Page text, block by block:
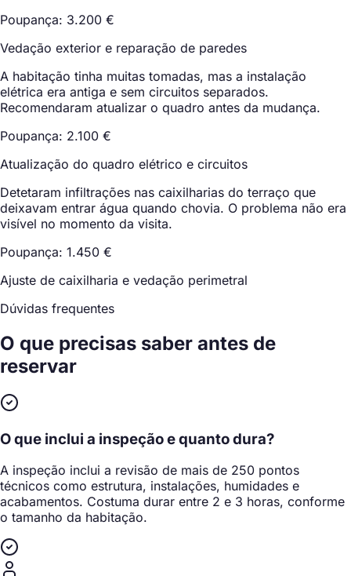
Poupança: 3.200 €
Vedação exterior e reparação de paredes
A habitação tinha muitas tomadas, mas a instalação
elétrica era antiga e sem circuitos separados.
Recomendaram atualizar o quadro antes da mudança.
Poupança: 2.100 €
Atualização do quadro elétrico e circuitos
Detetaram infiltrações nas caixilharias do terraço que
deixavam entrar água quando chovia. O problema não era
visível no momento da visita.
Poupança: 1.450 €
Ajuste de caixilharia e vedação perimetral
Dúvidas frequentes
O que precisas saber antes de
reservar
O que inclui a inspeção e quanto dura?
A inspeção inclui a revisão de mais de 250 pontos
técnicos como estrutura, instalações, humidades e
acabamentos. Costuma durar entre 2 e 3 horas, conforme
o tamanho da habitação.